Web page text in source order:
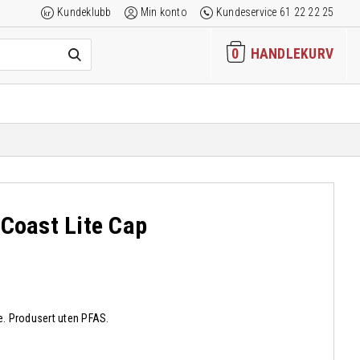
Kundeklubb Min konto Kundeservice 61 22 22 25
0 HANDLEKURV
Lite Cap
Produsert uten PFAS.